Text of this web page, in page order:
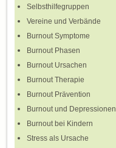
Selbsthilfegruppen
Vereine und Verbände
Burnout Symptome
Burnout Phasen
Burnout Ursachen
Burnout Therapie
Burnout Prävention
Burnout und Depressionen
Burnout bei Kindern
Stress als Ursache